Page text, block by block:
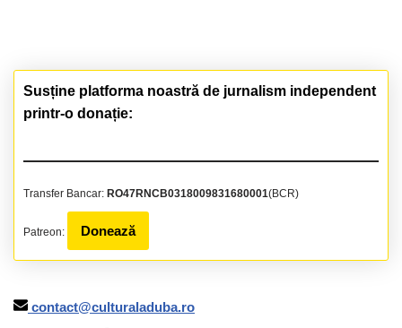
Susține platforma noastră de jurnalism independent
printr-o donație:
Transfer Bancar: RO47RNCB0318009831680001(BCR)
Patreon: Donează
contact@culturaladuba.ro